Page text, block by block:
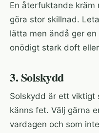
En återfuktande kräm
göra stor skillnad.
lätta men ändå ger
onödigt stark doft
3. Solskydd
Solskydd är ett viktigt
känns fet. Välj gärna
vardagen och som